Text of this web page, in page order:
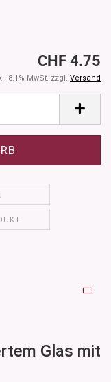
CHF 4.75
8.1% MwSt. zzgl. Versand
Glas mit